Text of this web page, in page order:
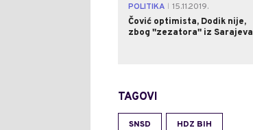
POLITIKA
15.11.2019.
Čović optimista, Dodik nije,
zbog ''zezatora'' iz Sarajeva
TAGOVI
SNSD HDZ BIH